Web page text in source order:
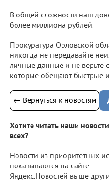
В общей сложности наш
более миллиона рублей.
Прокуратура Орловской
никогда не передавайте
личные данные и не верьте
которые обещают быстрые
← Вернуться к новостям
Хотите читать наши
всех?
Новости из приоритетных
показываются на сайте
Яндекс.Новостей выше